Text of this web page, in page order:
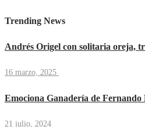
Trending News
Andrés Origel con solitaria oreja,
16 marzo, 2025
Emociona Ganadería de Fernando
21 julio, 2024